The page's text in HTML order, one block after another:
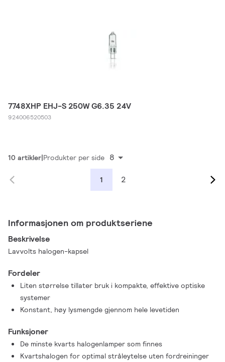
7748XHP EHJ-S 250W G6.35 24V
924006520503
10 artikler Produkter per side 8
1 2
Informasjonen om produktseriene
Beskrivelse
Lavvolts halogen-kapsel
Fordeler
Liten størrelse tillater bruk i kompakte, effektive optiske
systemer
Konstant, høy lysmengde gjennom hele levetiden
Funksjoner
De minste kvarts halogenlamper som finnes
Kvartshalogen for optimal stråleytelse uten fordreininger